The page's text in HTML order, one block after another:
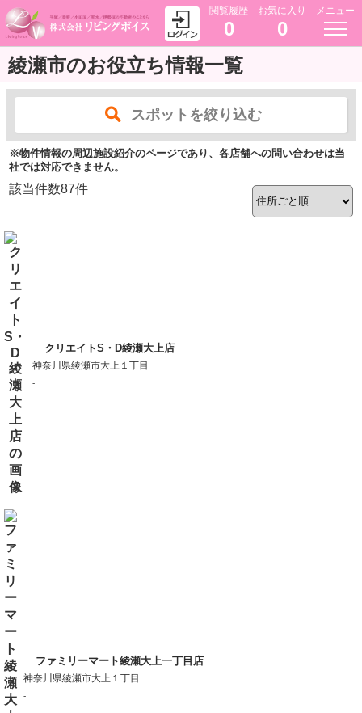
閲覧履歴
0
お気に入り
0
メニュー
綾瀬市のお役立ち情報一覧
スポットを絞り込む
※物件情報の周辺施設紹介のページであり、各店舗への問い合わせは当
社では対応できません。
該当件数87件
クリエイトS・D綾瀬大上店
神奈川県綾瀬市大上１丁目
-
ファミリーマート綾瀬大上一丁目店
神奈川県綾瀬市大上１丁目
-